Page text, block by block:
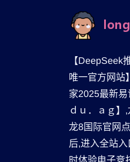
【DeepSeek
唯一官方网站
家2025最新易
ｄｕ．ａｇ】
龙8国际官网
后,进入全站
时体验电子竞